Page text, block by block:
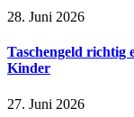
28. Juni 2026
Taschengeld richtig
Kinder
27. Juni 2026